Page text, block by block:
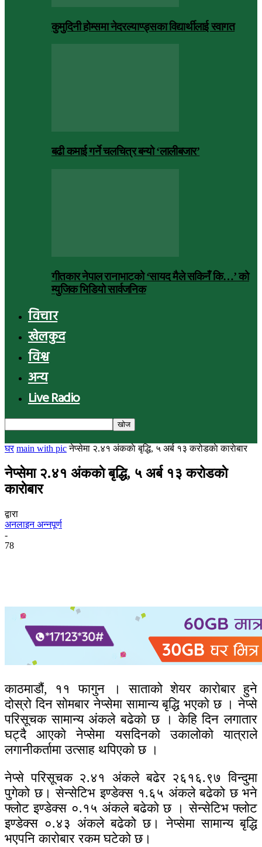
कुमुदिनी होम्समा नेदरल्याण्ड्सका विद्यार्थीलाई स्वागत
बढी कमाई गर्ने चलचित्र बन्यो ‘लालीबजार’
गीतकार नेपाल रानाभाटको ‘सायद मैले सकिनँ कि…’ को
म्युजिक भिडियो सार्वजनिक
विचार
खेलकुद
विश्व
अन्य
Live Radio
घर main with pic नेप्सेमा २.४१ अंककाे बृद्धि, ५ अर्ब १३ करोडकाे काराेबार
नेप्सेमा २.४१ अंककाे बृद्धि, ५ अर्ब १३ करोडकाे
काराेबार
द्वारा
अनलाइन अन्नपूर्ण
-
78
काठमाडौं, ११ फागुन । साताको शेयर काराेबार हुने
दोस्रो दिन साेमबार नेप्सेमा सामान्य बृद्धि भएकाे छ । नेप्से
परिसूचक सामान्य अंकले बढेकाे छ । केहि दिन लगातार
घट्दै आएकाे नेप्सेमा यसदिनकाे उकालाेकाे यात्राले
लगानीकर्तामा उत्साह थपिएकाे छ ।
नेप्से परिसूचक २.४१ अंकले बढेर २६१६.९७ विन्दुमा
पुगेको छ। सेन्सेटिभ इण्डेक्स १.६५ अंकले बढेको छ भने
फ्लोट इण्डेक्स ०.१५ अंकले बढेकाे छ । सेन्सेटिभ फ्लोट
इण्डेक्स ०.४३ अंकले बढेको छ। नेप्सेमा सामान्य बृद्धि
भएपनि कारोबार रकम घटेको छ।